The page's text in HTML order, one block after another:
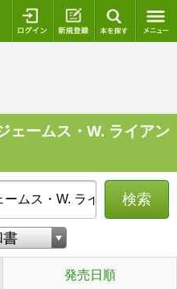
ログイン 新規登録
ェームス・W. ライアン
検索
発売日順